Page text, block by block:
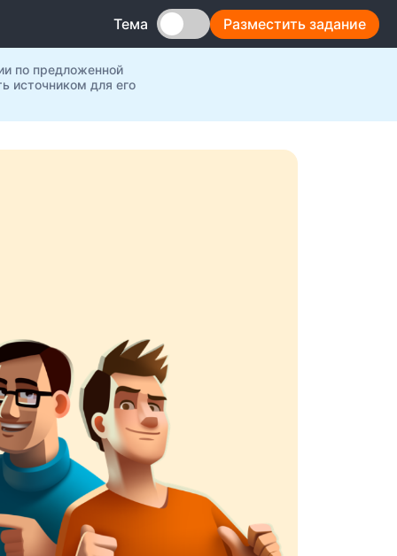
Тема Разместить задание
по предложенной
источником для его